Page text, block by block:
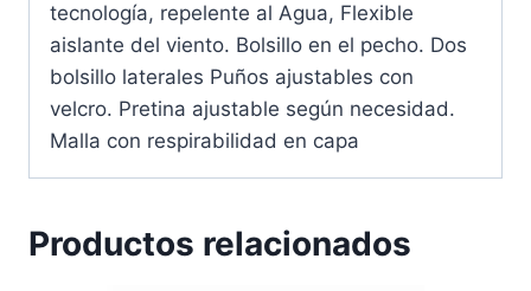
tecnología, repelente al Agua, Flexible
aislante del viento. Bolsillo en el pecho. Dos
bolsillo laterales Puños ajustables con
velcro. Pretina ajustable según necesidad.
Malla con respirabilidad en capa
Productos relacionados